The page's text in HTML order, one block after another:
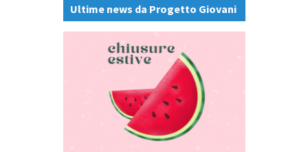
Ultime news da Progetto Giovani